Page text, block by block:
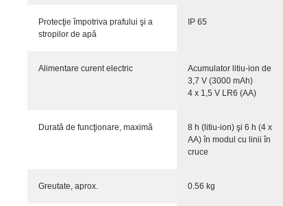
Protecţie împotriva prafului şi a
stropilor de apă
IP 65
Alimentare curent electric
Acumulator litiu-ion de
3,7 V (3000 mAh)
4 x 1,5 V LR6 (AA)
Durată de funcţionare, maximă
8 h (litiu-ion) şi 6 h (4 x
AA) în modul cu linii în
cruce
Greutate, aprox. 0.56 kg